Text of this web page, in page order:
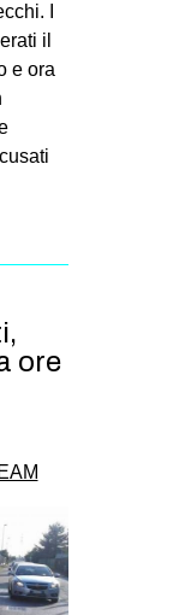
I
il
e ora
ore